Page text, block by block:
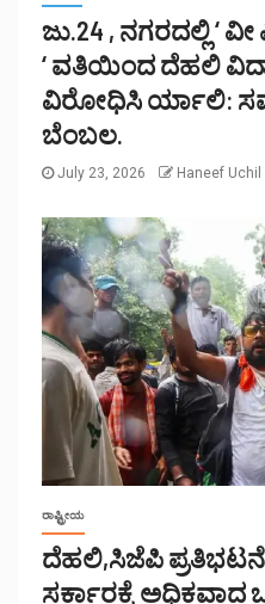
ಜು.24 , ನಗರದಲ್ಲಿ ‘
‘ ವತಿಯಿಂದ ದೆಹಲಿ
ವಿರೋಧಿಸಿ ರ್ಯಾಲಿ:
ಬೆಂಬಲ.
July 23, 2026 Haneef Uchil
ರಾಷ್ಟ್ರೀಯ
ದೆಹಲಿ,ಸಿಜೆಪಿ
ಸರ್ಕಾರಕ್ಕೆ ಅಧಿಕವಾದ